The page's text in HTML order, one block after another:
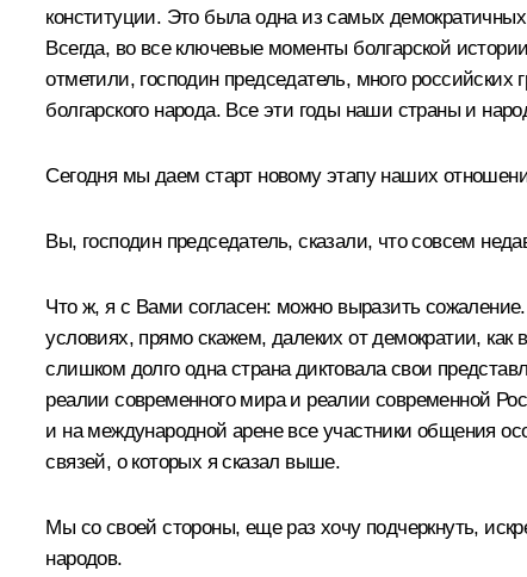
конституции. Это была одна из самых демократичных
Всегда, во все ключевые моменты болгарской
отметили, господин председатель, много
болгарского народа. Все эти годы наши страны и
Сегодня мы даем старт новому этапу наших
Вы, господин председатель, сказали, что совсем
Что ж, я с Вами согласен: можно выразить
условиях, прямо скажем, далеких от демократии,
слишком долго одна страна диктовала свои
реалии современного мира и реалии современной
и на международной арене все участники общения
связей, о которых я сказал выше.
Мы со своей стороны, еще раз хочу подчеркнуть,
народов.